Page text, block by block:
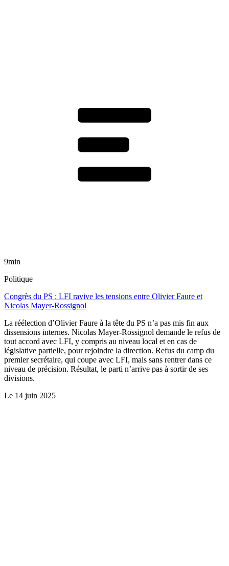
9min
Politique
Congrès du PS : LFI ravive les tensions entre Olivier Faure et
Nicolas Mayer-Rossignol
La réélection d’Olivier Faure à la tête du PS n’a pas mis fin aux
dissensions internes. Nicolas Mayer-Rossignol demande le refus de
tout accord avec LFI, y compris au niveau local et en cas de
législative partielle, pour rejoindre la direction. Refus du camp du
premier secrétaire, qui coupe avec LFI, mais sans rentrer dans ce
niveau de précision. Résultat, le parti n’arrive pas à sortir de ses
divisions.
Le 14 juin 2025